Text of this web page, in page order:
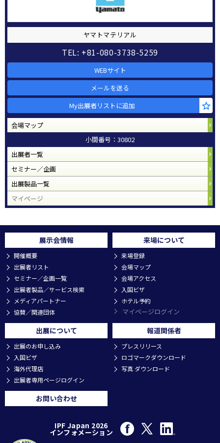
ヤマトマテリアル
TEL: +81-080-3738-5259
WEBサイト
メールを送る
My出展者リストに追加
会場マップ
小間番号：30802
出展者一覧
セミナー／企画
出展製品一覧
マイページ
展示会情報
開催概要
出展者リスト
セミナー／企画一覧
出展者製品／サービス検索
メディアパートナー
協賛／関連団体
来場について
来場登録
会場マップ
会場アクセス
入国ビザ
ホテル予約
マイページログイン
出展について
出展のお申し込み
入国ビザ
海外代理店
出展者専用ページログイン
報道関係者
プレスリリース
ロゴマークダウンロード
写真 ダウンロード
お問い合わせ
IPF Japan 2026
インフォメーション